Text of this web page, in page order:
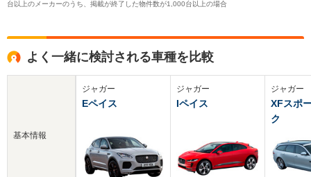
台以上のメーカーのうち、掲載が終了した物件数が1,000台以上の場合
よく一緒に検討される車種を比較
基本情報
ジャガー
Eペイス
ジャガー
Iペイス
ジャガー
XFスポ
ク